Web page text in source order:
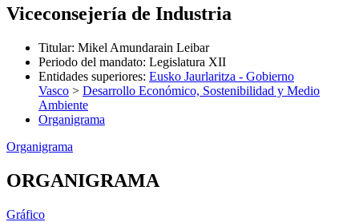
Viceconsejería de Industria
Titular: Mikel Amundarain Leibar
Periodo del mandato: Legislatura XII
Entidades superiores: Eusko Jaurlaritza - Gobierno
Vasco > Desarrollo Económico, Sostenibilidad y Medio
Ambiente
Organigrama
Organigrama
ORGANIGRAMA
Gráfico